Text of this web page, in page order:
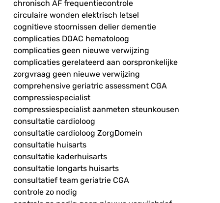
chronisch AF frequentiecontrole
circulaire wonden elektrisch letsel
cognitieve stoornissen delier dementie
complicaties DOAC hematoloog
complicaties geen nieuwe verwijzing
complicaties gerelateerd aan oorspronkelijke
zorgvraag geen nieuwe verwijzing
comprehensive geriatric assessment CGA
compressiespecialist
compressiespecialist aanmeten steunkousen
consultatie cardioloog
consultatie cardioloog ZorgDomein
consultatie huisarts
consultatie kaderhuisarts
consultatie longarts huisarts
consultatief team geriatrie CGA
controle zo nodig